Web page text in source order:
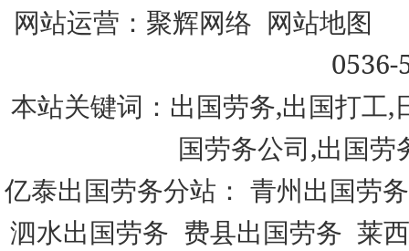
网站运营： 聚辉网络 网站地图
0536-
本站关键词：出国劳务,出国打工
国劳务公司,出国
亿泰出国劳务分站： 青州出国劳务
泗水出国劳务 费县出国劳务 莱